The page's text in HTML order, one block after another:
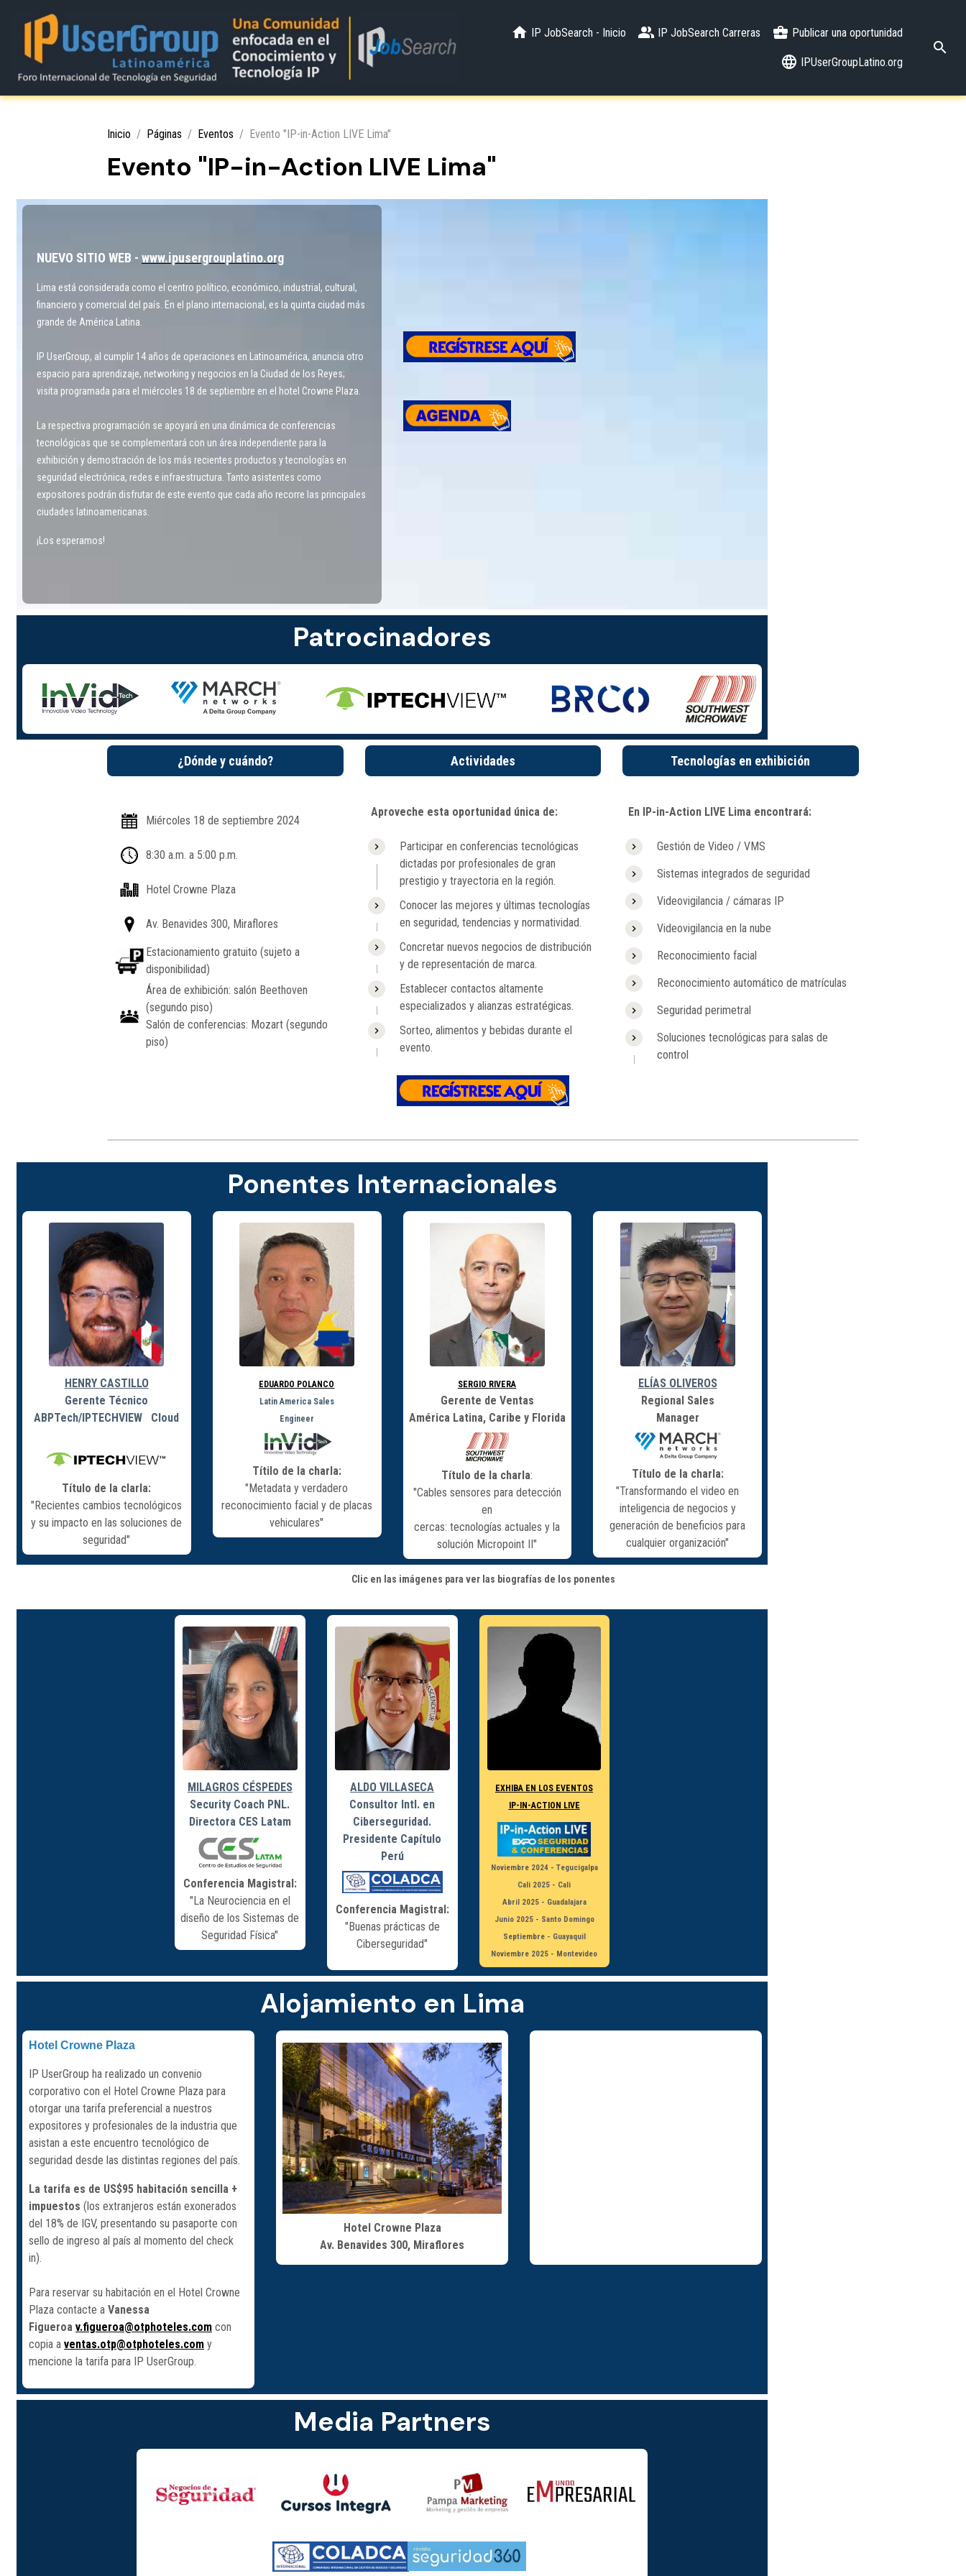
IP JobSearch - Inicio IP JobSearch Carreras Publicar una oportunidad
IPUserGroupLatino.org
Inicio Páginas Eventos Evento "IP-in-Action LIVE Lima"
Evento "IP-in-Action LIVE Lima"
NUEVO SITIO WEB - www.ipusergrouplatino.org
Lima está considerada como el centro político, económico, industrial, cultural,
financiero y comercial del país. En el plano internacional, es la quinta ciudad más
grande de América Latina.
IP UserGroup, al cumplir 14 años de operaciones en Latinoamérica, anuncia otro
espacio para aprendizaje, networking y negocios en la Ciudad de los Reyes;
visita programada para el miércoles 18 de septiembre en el hotel Crowne Plaza.
La respectiva programación se apoyará en una dinámica de conferencias
tecnológicas que se complementará con un área independiente para la
exhibición y demostración de los más recientes productos y tecnologías en
seguridad electrónica, redes e infraestructura. Tanto asistentes como
expositores podrán disfrutar de este evento que cada año recorre las principales
ciudades latinoamericanas.
¡Los esperamos!
Patrocinadores
¿Dónde y cuándo? Actividades Tecnologías en exhibición
Miércoles 18 de septiembre 2024
8:30 a.m. a 5:00 p.m.
Hotel Crowne Plaza
Av. Benavides 300, Miraflores
Estacionamiento gratuito (sujeto a
disponibilidad)
Área de exhibición: salón Beethoven
(segundo piso)
Salón de conferencias: Mozart (segundo
piso)
Aproveche esta oportunidad única de:
Participar en conferencias tecnológicas
dictadas por profesionales de gran
prestigio y trayectoria en la región.
Conocer las mejores y últimas tecnologías
en seguridad, tendencias y normatividad.
Concretar nuevos negocios de distribución
y de representación de marca.
Establecer contactos altamente
especializados y alianzas estratégicas.
Sorteo, alimentos y bebidas durante el
evento.
En IP-in-Action LIVE Lima encontrará:
Gestión de Video / VMS
Sistemas integrados de seguridad
Videovigilancia / cámaras IP
Videovigilancia en la nube
Reconocimiento facial
Reconocimiento automático de matrículas
Seguridad perimetral
Soluciones tecnológicas para salas de
control
Ponentes Internacionales
HENRY CASTILLO
Gerente Técnico
ABPTech/IPTECHVIEW Cloud
Título de la clarla:
"Recientes cambios tecnológicos
y su impacto en las soluciones de
seguridad"
EDUARDO POLANCO
Latin America Sales
Engineer
Títilo de la charla:
"Metadata y verdadero
reconocimiento facial y de placas
vehiculares"
SERGIO RIVERA
Gerente de Ventas
América Latina, Caribe y Florida
Título de la charla:
"Cables sensores para detección
en
cercas: tecnologías actuales y la
solución Micropoint II"
ELÍAS OLIVEROS
Regional Sales
Manager
Título de la charla:
"Transformando el video en
inteligencia de negocios y
generación de beneficios para
cualquier organización"
Clic en las imágenes para ver las biografías de los ponentes
MILAGROS CÉSPEDES
Security Coach PNL.
Directora CES Latam
Conferencia Magistral:
"La Neurociencia en el
diseño de los Sistemas de
Seguridad Física"
ALDO VILLASECA
Consultor Intl. en
Ciberseguridad.
Presidente Capítulo
Perú
Conferencia Magistral:
"Buenas prácticas de
Ciberseguridad"
EXHIBA EN LOS EVENTOS
IP-IN-ACTION LIVE
Noviembre 2024 - Tegucigalpa
Cali 2025 - Cali
Abril 2025 - Guadalajara
Junio 2025 - Santo Domingo
Septiembre - Guayaquil
Noviembre 2025 - Montevideo
Alojamiento en Lima
Hotel Crowne Plaza
IP UserGroup ha realizado un convenio
corporativo con el Hotel Crowne Plaza para
otorgar una tarifa preferencial a nuestros
expositores y profesionales de la industria que
asistan a este encuentro tecnológico de
seguridad desde las distintas regiones del país.
La tarifa es de US$95 habitación sencilla +
impuestos(los extranjeros están exonerados
del 18% de IGV, presentando su pasaporte con
sello de ingreso al país al momento del check
in).
Para reservar su habitación en el Hotel Crowne
Plaza contacte aVanessa
Figueroav.figueroa@otphoteles.com con
copia aventas.otp@otphoteles.com y
mencione la tarifa para IP UserGroup.
Hotel Crowne Plaza
Av. Benavides 300, Miraflores
Media Partners